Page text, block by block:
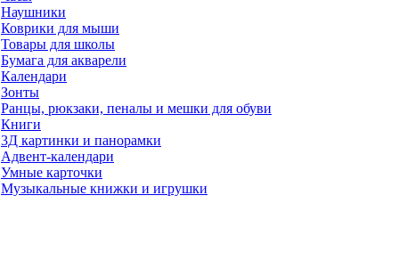
Наушники
Коврики для мыши
Товары для школы
Бумага для акварели
Календари
Зонты
Ранцы, рюкзаки, пеналы и мешки для обуви
Книги
3Д картинки и панорамки
Адвент-календари
Умные карточки
Музыкальные книжки и игрушки